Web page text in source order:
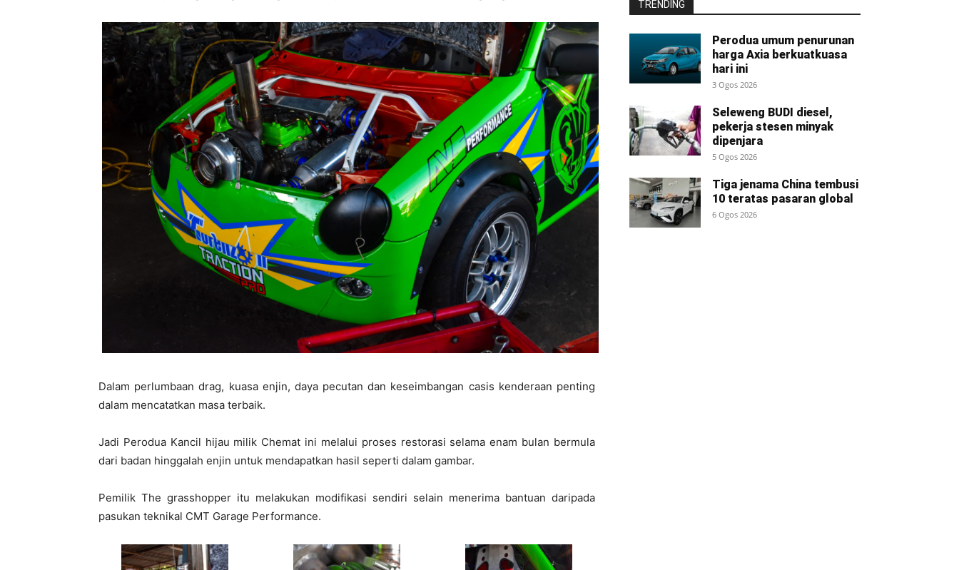
Dalam perlumbaan drag, kuasa enjin, daya pecutan dan keseimbangan casis kenderaan penting
dalam mencatatkan masa terbaik.
Jadi Perodua Kancil hijau milik Chemat ini melalui proses restorasi selama enam bulan bermula
dari badan hinggalah enjin untuk mendapatkan hasil seperti dalam gambar.
Pemilik The grasshopper itu melakukan modifikasi sendiri selain menerima bantuan daripada
pasukan teknikal CMT Garage Performance.
TRENDING
Perodua umum penurunan
harga Axia berkuatkuasa
hari ini
3 Ogos 2026
Seleweng BUDI diesel,
pekerja stesen minyak
dipenjara
5 Ogos 2026
Tiga jenama China tembusi
10 teratas pasaran global
6 Ogos 2026